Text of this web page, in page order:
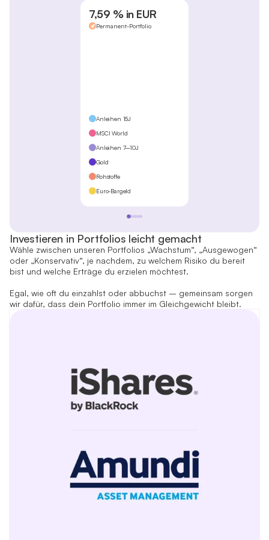
7,59 % in EUR
Permanent-Portfolio
Anleihen 15J
MSCI World
Anleihen 7–10J
Gold
Rohstoffe
Euro-Bargeld
Investieren in Portfolios leicht gemacht
Wähle zwischen unseren Portfolios „Wachstum“, „Ausgewogen“
oder „Konservativ“, je nachdem, zu welchem Risiko du bereit
bist und welche Erträge du erzielen möchtest.
Egal, wie oft du einzahlst oder abbuchst – gemeinsam sorgen
wir dafür, dass dein Portfolio immer im Gleichgewicht bleibt.